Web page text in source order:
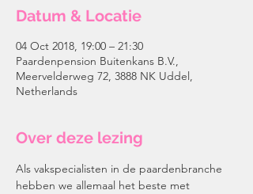
Datum & Locatie
04 Oct 2018, 19:00 – 21:30
Paardenpension Buitenkans B.V.,
Meervelderweg 72, 3888 NK Uddel,
Netherlands
Over deze lezing
Als vakspecialisten in de paardenbranche
hebben we allemaal het beste met